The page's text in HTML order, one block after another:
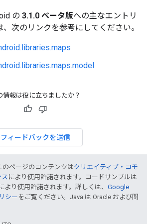
の 3.1.0 ベータ版への主なエントリ
次のリンクを参考にしてください。
情報は役に立ちましたか？
フィードバックを送信
ページのコンテンツはクリエイティブ・コモ
ス により使用許諾されます。コードサンプルは
より使用許諾されます。詳しくは、 Google
シー をご覧ください。Java は Oracle および関